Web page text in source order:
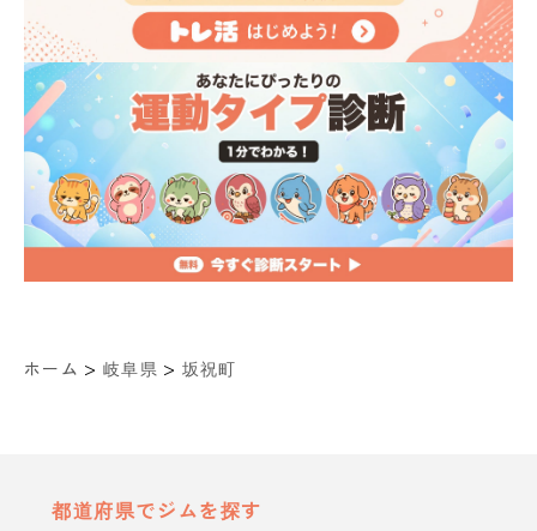
ホーム > 岐阜県 > 坂祝町
都道府県でジムを探す